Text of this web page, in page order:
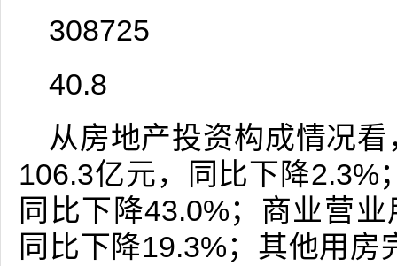
308725
40.8
从房地产投资构成情况
106.3亿元，同比下降2.3%
同比下降43.0%；商业营
同比下降19.3%；其他用